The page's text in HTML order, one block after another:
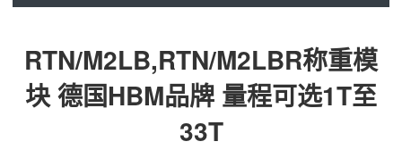
RTN/M2LB,RTN/M2LBR称重模
块 德国HBM品牌 量程可选1T至
33T